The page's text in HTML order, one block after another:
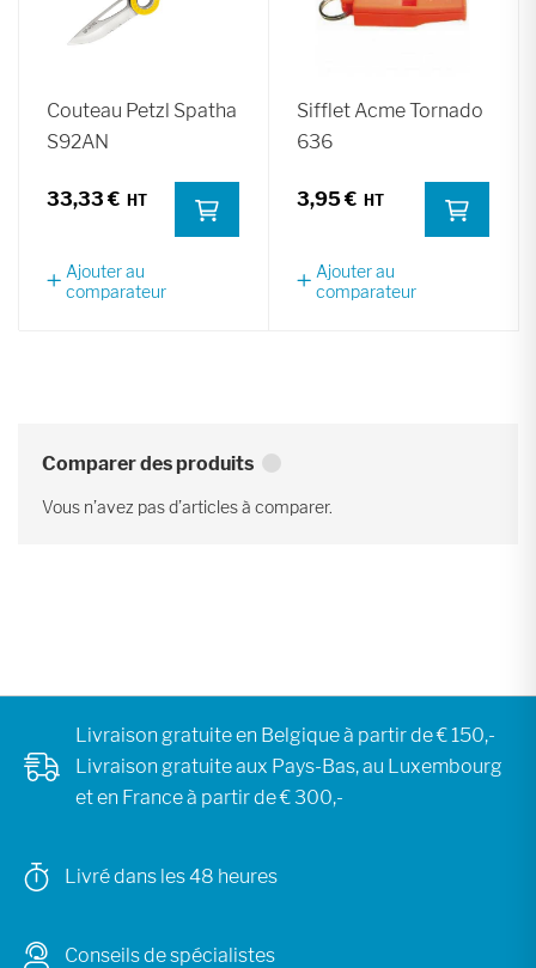
Couteau Petzl Spatha
S92AN
33,33 €
Ajouter au
comparateur
Sifflet Acme Tornado
636
3,95 €
Ajouter au
comparateur
Comparer des produits
Vous n’avez pas d’articles à comparer.
Livraison gratuite en Belgique à partir de € 150,-
Livraison gratuite aux Pays-Bas, au Luxembourg
et en France à partir de € 300,-
Livré dans les 48 heures
Conseils de spécialistes